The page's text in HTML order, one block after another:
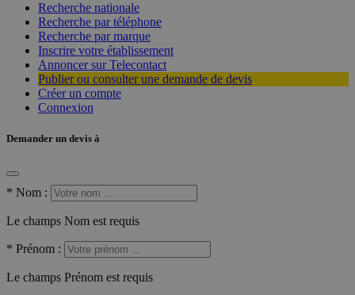
Recherche nationale
Recherche par téléphone
Recherche par marque
Inscrire votre établissement
Annoncer sur Telecontact
Publier ou consulter une demande de devis
Créer un compte
Connexion
Demander un devis à
* Nom :
Le champs Nom est requis
* Prénom :
Le champs Prénom est requis